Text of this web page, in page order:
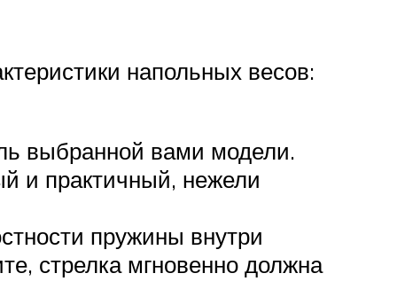
напольных весов:
выбранной вами модели.
и практичный, нежели
пружины внутри
стрелка мгновенно должна